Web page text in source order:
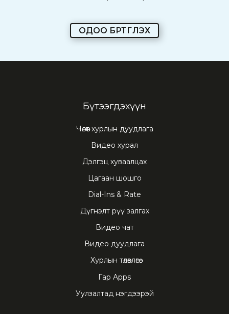
ОДОО БҮРТГҮҮЛЭХ
Бүтээгдэхүүн
Чөлөөт хурлын дуудлага
Видео хурал
Дэлгэц хуваалцах
Цагаан шошго
Dial-Ins & Rate
Дүгнэлт рүү залгах
Видео чат
Видео дуудлага
Хурлын төлөвлөгөө
Гар Apps
Уулзалтад нэгдээрэй